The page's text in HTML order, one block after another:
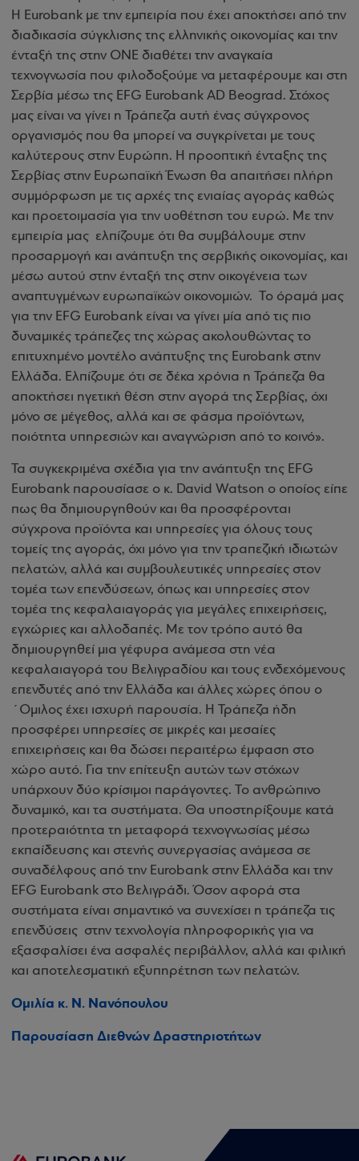
Η Eurobank με την εμπειρία που έχει αποκτήσει από την
διαδικασία σύγκλισης της ελληνικής οικονομίας και την
ένταξή της στην ΟΝΕ διαθέτει την αναγκαία
τεχνογνωσία που φιλοδοξούμε να μεταφέρουμε και στη
Σερβία μέσω της EFG Eurobank AD Beograd. Στόχος
μας είναι να γίνει η Τράπεζα αυτή ένας σύγχρονος
οργανισμός που θα μπορεί να συγκρίνεται με τους
καλύτερους στην Ευρώπη. Η προοπτική ένταξης της
Σερβίας στην Ευρωπαϊκή Ένωση θα απαιτήσει πλήρη
συμμόρφωση με τις αρχές της ενιαίας αγοράς καθώς
και προετοιμασία για την υοθέτηση του ευρώ. Με την
εμπειρία μας ελπίζουμε ότι θα συμβάλουμε στην
προσαρμογή και ανάπτυξη της σερβικής οικονομίας, και
μέσω αυτού στην ένταξή της στην οικογένεια των
αναπτυγμένων ευρωπαϊκών οικονομιών. Το όραμά μας
για την EFG Eurobank είναι να γίνει μία από τις πιο
δυναμικές τράπεζες της χώρας ακολουθώντας το
επιτυχημένο μοντέλο ανάπτυξης της Eurobank στην
Ελλάδα. Ελπίζουμε ότι σε δέκα χρόνια η Τράπεζα θα
αποκτήσει ηγετική θέση στην αγορά της Σερβίας, όχι
μόνο σε μέγεθος, αλλά και σε φάσμα προϊόντων,
ποιότητα υπηρεσιών και αναγνώριση από το κοινό».
Τα συγκεκριμένα σχέδια για την ανάπτυξη της EFG
Eurobank παρουσίασε ο κ. David Watson ο οποίος είπε
πως θα δημιουργηθούν και θα προσφέρονται
σύγχρονα προϊόντα και υπηρεσίες για όλους τους
τομείς της αγοράς, όχι μόνο για την τραπεζική ιδιωτών
πελατών, αλλά και συμβουλευτικές υπηρεσίες στον
τομέα των επενδύσεων, όπως και υπηρεσίες στον
τομέα της κεφαλαιαγοράς για μεγάλες επιχειρήσεις,
εγχώριες και αλλοδαπές. Με τον τρόπο αυτό θα
δημιουργηθεί μια γέφυρα ανάμεσα στη νέα
κεφαλαιαγορά του Βελιγραδίου και τους ενδεχόμενους
επενδυτές από την Ελλάδα και άλλες χώρες όπου ο
΄Ομιλος έχει ισχυρή παρουσία. Η Τράπεζα ήδη
προσφέρει υπηρεσίες σε μικρές και μεσαίες
επιχειρήσεις και θα δώσει περαιτέρω έμφαση στο
χώρο αυτό. Για την επίτευξη αυτών των στόχων
υπάρχουν δύο κρίσιμοι παράγοντες. Το ανθρώπινο
δυναμικό, και τα συστήματα. Θα υποστηρίξουμε κατά
προτεραιότητα τη μεταφορά τεχνογνωσίας μέσω
εκπαίδευσης και στενής συνεργασίας ανάμεσα σε
συναδέλφους από την Eurobank στην Ελλάδα και την
EFG Eurobank στο Βελιγράδι. Όσον αφορά στα
συστήματα είναι σημαντικό να συνεχίσει η τράπεζα τις
επενδύσεις στην τεχνολογία πληροφορικής για να
εξασφαλίσει ένα ασφαλές περιβάλλον, αλλά και φιλική
και αποτελεσματική εξυπηρέτηση των πελατών.
Ομιλία κ. Ν. Νανόπουλου
Παρουσίαση Διεθνών Δραστηριοτήτων